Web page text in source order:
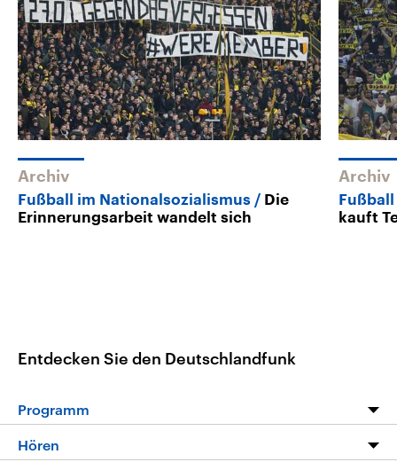
Archiv
Fußball im Nationalsozialismus
Die
Erinnerungsarbeit wandelt sich
Archiv
kauft
Entdecken Sie den Deutschlandfunk
Programm
Programm
Hören